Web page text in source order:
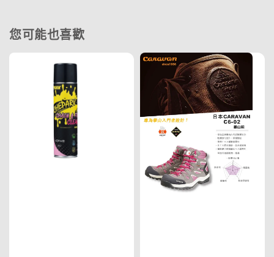
您可能也喜歡